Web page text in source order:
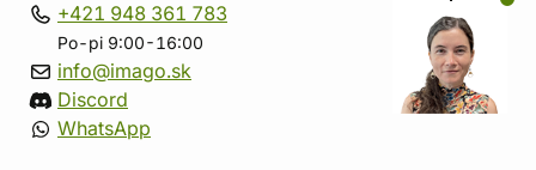
+421 948 361 783
Po-pi 9:00-16:00
info@imago.sk
Discord
WhatsApp